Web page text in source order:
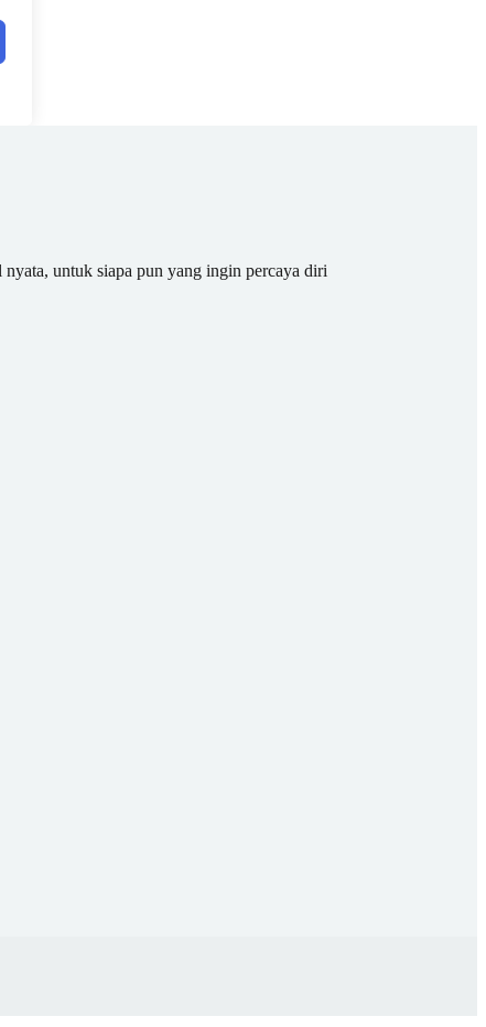
nyata, untuk siapa pun yang ingin percaya diri